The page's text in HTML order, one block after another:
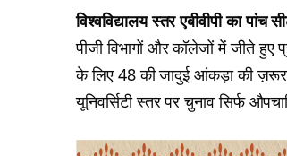
विश्वविद्यालय स्तर एबीवीपी का पांच
पीजी विभागों और कॉलेजों में जीते हुए
के लिए 48 की जादुई आंकड़ा की
यूनिवर्सिटी स्तर पर चुनाव सिर्फ